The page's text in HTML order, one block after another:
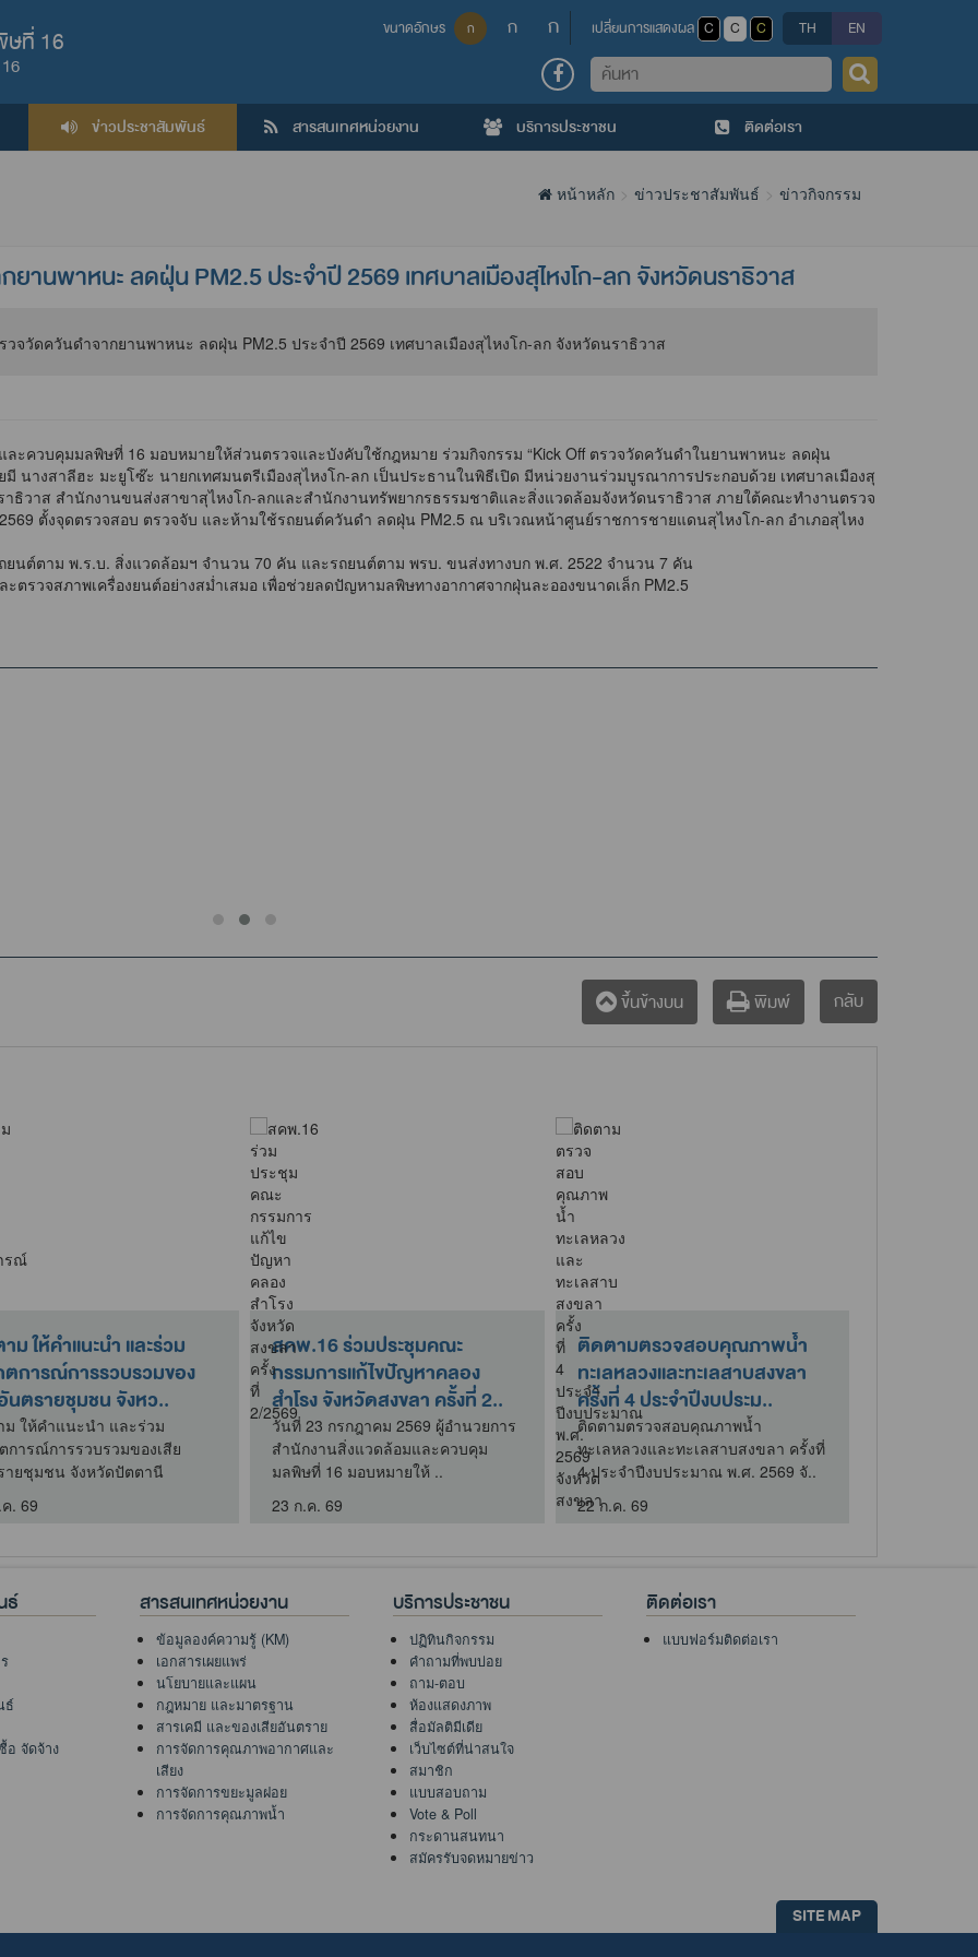
ษที่ 16 ขนาดอักษร ก ก ก เปลี่ยนการแสดงผล C C C TH EN
ค้นหา
ข่าวประชาสัมพันธ์ สารสนเทศหน่วยงาน บริการประชาชน ติดต่อเรา
หน้าหลัก ข่าวประชาสัมพันธ์ ข่าวกิจกรรม
านพาหนะ ลดฝุ่น PM2.5 ประจำปี 2569 เทศบาลเมืองสุไหงโก-ลก จังหวัดนราธิวาส
ะควบคุมมลพิษที่ 16 มอบหมายให้ส่วนตรวจและบังคับใช้กฎหมาย ร่วมกิจกรรม “Kick Off ตรวจวัดควันดำในยานพาหนะ ลดฝุ่น
มี นางสาลีฮะ มะยูโซ๊ะ นายกเทศมนตรีเมืองสุไหงโก-ลก เป็นประธานในพิธีเปิด มีหน่วยงานร่วมบูรณาการประกอบด้วย เทศบาลเมืองสุ
ธิวาส สำนักงานขนส่งสาขาสุไหงโก-ลกและสำนักงานทรัพยากรธรรมชาติและสิ่งแวดล้อมจังหวัดนราธิวาส ภายใต้คณะทำงานตรวจ
ตั้งจุดตรวจสอบ ตรวจจับ และห้ามใช้รถยนต์ควันดำ ลดฝุ่น PM2.5 ณ บริเวณหน้าศูนย์ราชการชายแดนสุไหงโก-ลก อำเภอสุไหง
าม พ.ร.บ. สิ่งแวดล้อมฯ จำนวน 70 คัน และรถยนต์ตาม พรบ. ขนส่งทางบก พ.ศ. 2522 จำนวน 7 คัน
สภาพเครื่องยนต์อย่างสม่ำเสมอ เพื่อช่วยลดปัญหามลพิษทางอากาศจากฝุ่นละอองขนาดเล็ก PM2.5
ขึ้นข้างบน พิมพ์ กลับ
ม ให้คำแนะนำ และร่วม
ตการณ์การรวบรวมของ
นตรายชุมชน จังหว..
ม ให้คำแนะนำ และร่วม
การณ์การรวบรวมของเสีย
ายชุมชน จังหวัดปัตตานี
. 69
สคพ.16 ร่วมประชุมคณะ
กรรมการแก้ไขปัญหาคลอง
สำโรง จังหวัดสงขลา ครั้งที่ 2..
วันที่ 23 กรกฎาคม 2569 ผู้อำนวยการ
สำนักงานสิ่งแวดล้อมและควบคุม
มลพิษที่ 16 มอบหมายให้ ..
23 ก.ค. 69
ติดตามตรวจสอบคุณภาพน้ำ
ทะเลหลวงและทะเลสาบสงขลา
ครั้งที่ 4 ประจำปีงบประม..
ติดตามตรวจสอบคุณภาพน้ำ
ทะเลหลวงและทะเลสาบสงขลา ครั้งที่
4 ประจำปีงบประมาณ พ.ศ. 2569 จั..
22 ก.ค. 69
ธ์
ธ์
อ จัดจ้าง
สารสนเทศหน่วยงาน
ข้อมูลองค์ความรู้ (KM)
เอกสารเผยแพร่
นโยบายและแผน
กฎหมาย และมาตรฐาน
สารเคมี และของเสียอันตราย
การจัดการคุณภาพอากาศและ
เสียง
การจัดการขยะมูลฝอย
การจัดการคุณภาพน้ำ
บริการประชาชน
ปฏิทินกิจกรรม
คำถามที่พบบ่อย
ถาม-ตอบ
ห้องแสดงภาพ
สื่อมัลติมีเดีย
เว็บไซต์ที่น่าสนใจ
สมาชิก
แบบสอบถาม
Vote & Poll
กระดานสนทนา
สมัครรับจดหมายข่าว
ติดต่อเรา
แบบฟอร์มติดต่อเรา
SITE MAP